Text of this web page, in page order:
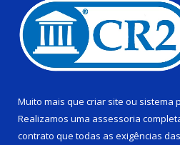
Muito mais que criar site ou sistema
Realizamos uma assessoria
contrato que todas as exigências das